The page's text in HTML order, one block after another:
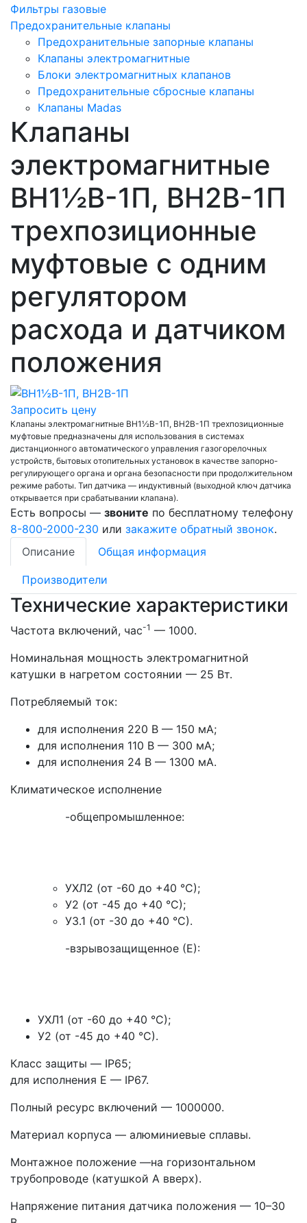
Фильтры газовые
Предохранительные клапаны
Предохранительные запорные клапаны
Клапаны электромагнитные
Блоки электромагнитных клапанов
Предохранительные сбросные клапаны
Клапаны Madas
Клапаны
электромагнитные
ВН1½В-1П, ВН2В-1П
трехпозиционные
муфтовые с одним
регулятором
расхода и датчиком
положения
Запросить цену
Клапаны электромагнитные ВН1½В-1П, ВН2В-1П трехпозиционные
муфтовые предназначены для использования в системах
дистанционного автоматического управления газогорелочных
устройств, бытовых отопительных установок в качестве запорно-
регулирующего органа и органа безопасности при продолжительном
режиме работы. Тип датчика — индуктивный (выходной ключ датчика
открывается при срабатывании клапана).
Есть вопросы — звоните по бесплатному телефону
8-800-2000-230 или закажите обратный звонок.
Описание
Общая информация
Производители
Технические характеристики
Частота включений, час-1 — 1000.
Номинальная мощность электромагнитной
катушки в нагретом состоянии — 25 Вт.
Потребляемый ток:
для исполнения 220 В — 150 мА;
для исполнения 110 В — 300 мА;
для исполнения 24 В — 1300 мА.
Климатическое исполнение
-общепромышленное:
УХЛ2 (от -60 до +40 °С);
У2 (от -45 до +40 °С);
У3.1 (от -30 до +40 °С).
-взрывозащищенное (Е):
УХЛ1 (от -60 до +40 °С);
У2 (от -45 до +40 °С).
Класс защиты — IP65;
для исполнения Е — IP67.
Полный ресурс включений — 1000000.
Материал корпуса — алюминиевые сплавы.
Монтажное положение —на горизонтальном
трубопроводе (катушкой А вверх).
Напряжение питания датчика положения — 10–30